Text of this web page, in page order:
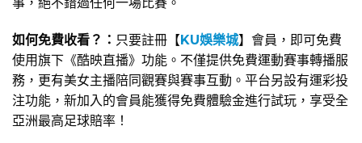
事，絕不錯過任何一場比賽。
如何免費收看？： 只要註冊【KU娛樂城】會員，即可免費
使用旗下《酷映直播》功能。不僅提供免費運動賽事轉播服
務，更有美女主播陪同觀賽與賽事互動。平台另設有運彩投
注功能，新加入的會員能獲得免費體驗金進行試玩，享受全
亞洲最高足球賠率！